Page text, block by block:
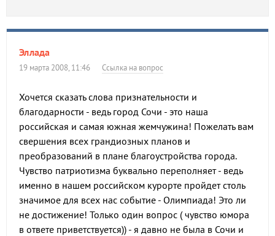
Эллада
19 марта 2008, 11:46 Ссылка на вопрос
Хочется сказать слова признательности и
благодарности - ведь город Сочи - это наша
российская и самая южная жемчужина! Пожелать вам
свершения всех грандиозных планов и
преобразований в плане благоустройства города.
Чувство патриотизма буквально переполняет - ведь
именно в нашем российском курорте пройдет столь
значимое для всех нас событие - Олимпиада! Это ли
не достижение! Только один вопрос ( чувство юмора
в ответе приветствуется)) - я давно не была в Сочи и